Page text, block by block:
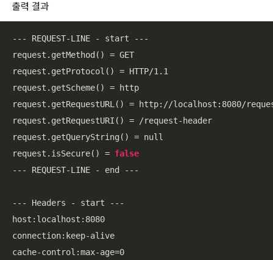
출력 결과
--- REQUEST-LINE - start ---
request.getMethod() = GET
request.getProtocol() = HTTP/1.1
request.getScheme() = http
request.getRequestURL() = http://localhost:8080/
request.getRequestURI() = /request-header
request.getQueryString() = null
request.isSecure() = false
--- REQUEST-LINE - end ---
--- Headers - start ---
host:localhost:8080
connection:keep-alive
cache-control:max-age=0